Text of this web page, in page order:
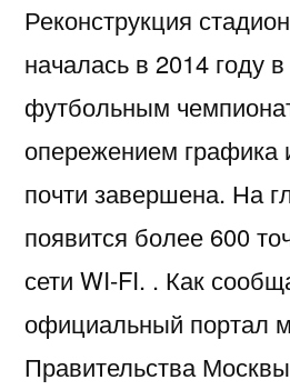
Реконструкция
началась в 2014 году
футбольным
опережением графика
почти завершена. На
появится более 600
сети WI-FI. . Как
официальный портал
Правительства